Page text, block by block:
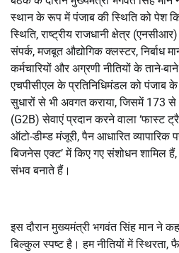
स्थान के रूप में पंजाब की स्थिति को पेश
स्थिति, राष्ट्रीय राजधानी क्षेत्र
संपर्क, मजबूत औद्योगिक क्लस्टर, निर्बाध
कर्मचारियों और अग्रणी नीतियों के ताने-
एचपीसीएल के प्रतिनिधिमंडल को पंजाब
सुधारों से भी अवगत कराया, जिसमें 173 से
(G2B) सेवाएं प्रदान करने वाला ‘फास्ट
ऑटो-डीम्ड मंजूरी, पैन आधारित व्यापारिक
बिजनेस एक्ट’ में किए गए संशोधन शामिल
संभव बनाते हैं।
इस दौरान मुख्यमंत्री भगवंत सिंह मान ने
बिल्कुल स्पष्ट है। हम नीतियों में